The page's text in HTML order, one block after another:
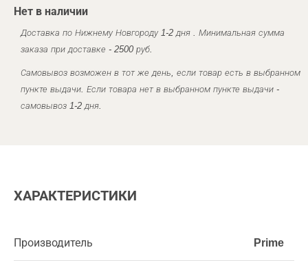
Нет в наличии
Доставка по Нижнему Новгороду 1-2 дня . Минимальная сумма
заказа при доставке - 2500 руб.
Самовывоз возможен в тот же день, если товар есть в выбранном
пункте выдачи. Если товара нет в выбранном пункте выдачи -
самовывоз 1-2 дня.
ХАРАКТЕРИСТИКИ
Производитель Prime